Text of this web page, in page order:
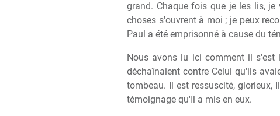
grand. Chaque fois que je les lis,
choses s'ouvrent à moi ; je peux
Paul a été emprisonné à cause du
Nous avons lu ici comment il s'est
déchaînaient contre Celui qu'ils
tombeau. Il est ressuscité, glorieux,
témoignage qu'Il a mis en eux.